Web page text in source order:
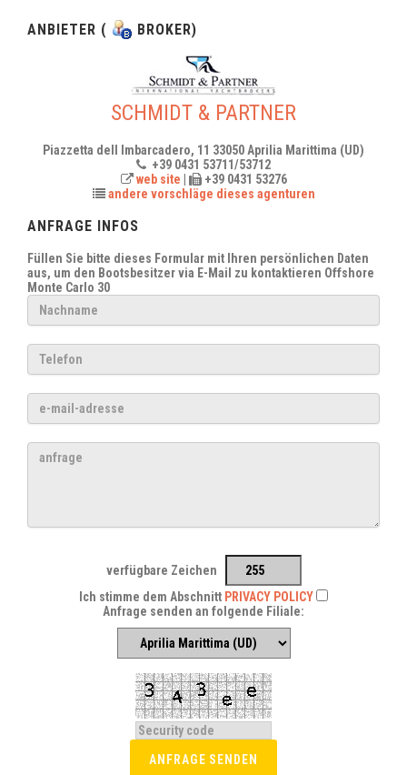
ANBIETER ( BROKER)
SCHMIDT & PARTNER
Piazzetta dell Imbarcadero, 11 33050 Aprilia Marittima (UD)
+39 0431 53711/53712
web site
+39 0431 53276
andere vorschläge dieses agenturen
ANFRAGE INFOS
Füllen Sie bitte dieses Formular mit Ihren persönlichen Daten
aus, um den Bootsbesitzer via E-Mail zu kontaktieren Offshore
Monte Carlo 30
verfügbare Zeichen
Ich stimme dem Abschnitt PRIVACY POLICY
Anfrage senden an folgende Filiale: